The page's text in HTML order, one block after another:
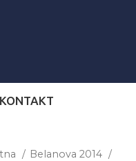
KONTAKT
Belanova 2014